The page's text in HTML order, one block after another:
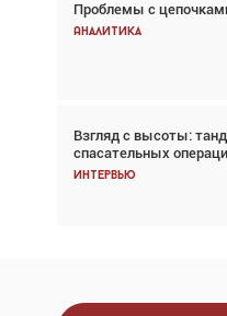
Проблемы с
Аналитика
Взгляд с высоты:
спасательных
Интервью
Впервые с 2024 года
снижается три недели
Частный самолёт –
покупке
Интервью